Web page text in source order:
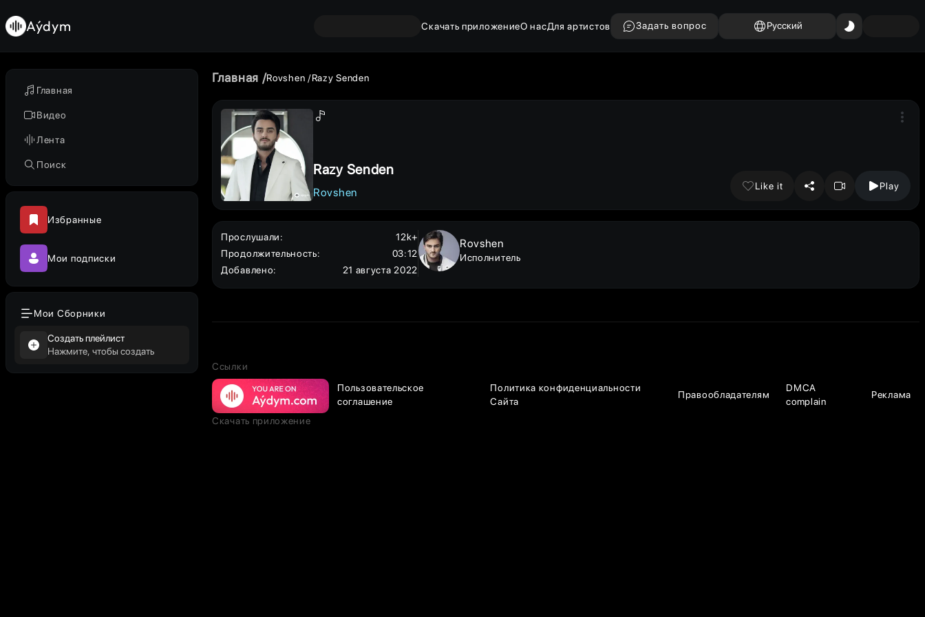
Главная
Видео
Лента
Поиск
Избранные
Мои подписки
Мои Сборники
Создать плейлист
Нажмите, чтобы создать
Aýdym Скачать приложениеО насДля артистов Задать вопрос Русский
Главная Rovshen Razy Senden
Razy Senden
Rovshen
Like it Play
Прослушали:
12k+
Продолжительность:
03:12
Добавлено: 21 августа 2022
Rovshen
Исполнитель
Ссылки
Пользовательское
соглашение
Политика конфиденциальности
Сайта
Правообладателям
DMCA
complain
Реклама
Скачать приложение